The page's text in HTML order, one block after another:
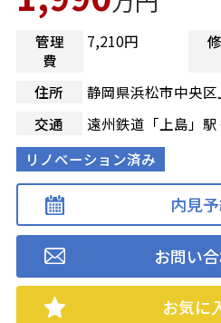
管理
費
7,210円
住所
静岡県浜松市中央
交通
遠州鉄道「上島」駅
リノベーション済み
内見
お問い
お気に